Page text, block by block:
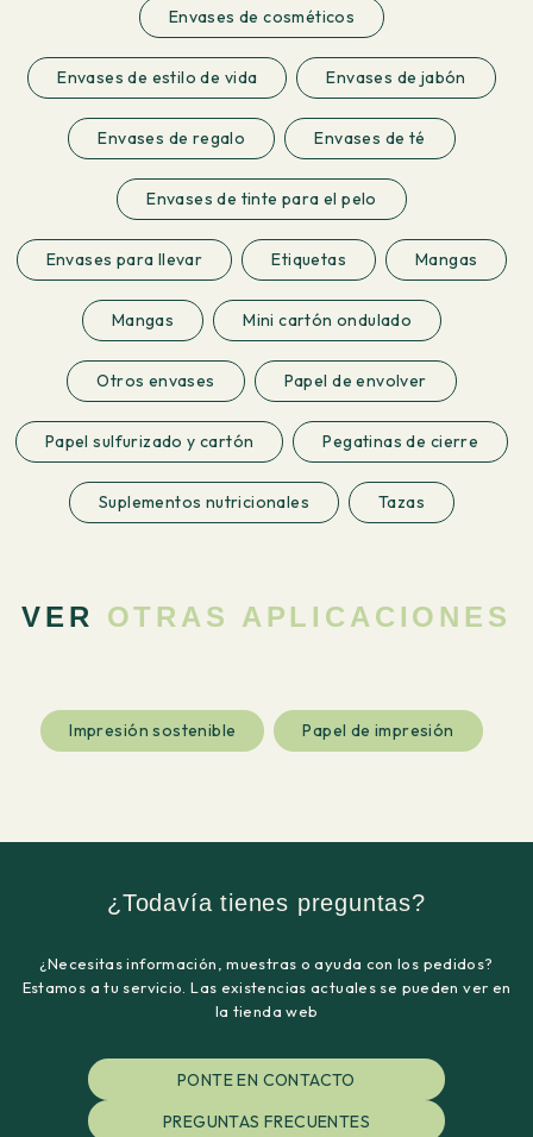
Envases de cosméticos
Envases de estilo de vida Envases de jabón
Envases de regalo Envases de té
Envases de tinte para el pelo
Envases para llevar Etiquetas Mangas
Mangas Mini cartón ondulado
Otros envases Papel de envolver
Papel sulfurizado y cartón Pegatinas de cierre
Suplementos nutricionales Tazas
VER OTRAS APLICACIONES
Impresión sostenible Papel de impresión
¿Todavía tienes preguntas?
¿Necesitas información, muestras o ayuda con los pedidos?
Estamos a tu servicio. Las existencias actuales se pueden ver en
la tienda web
PONTE EN CONTACTO
PREGUNTAS FRECUENTES